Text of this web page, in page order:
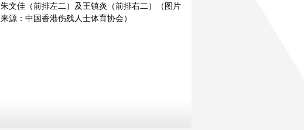
朱文佳（前排左二）及王镇炎（前排右二）（图片
来源：中国香港伤残人士体育协会）